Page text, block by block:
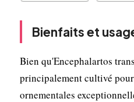
Bienfaits et
Bien qu'Encephalartos
principalement cultivé
ornementales